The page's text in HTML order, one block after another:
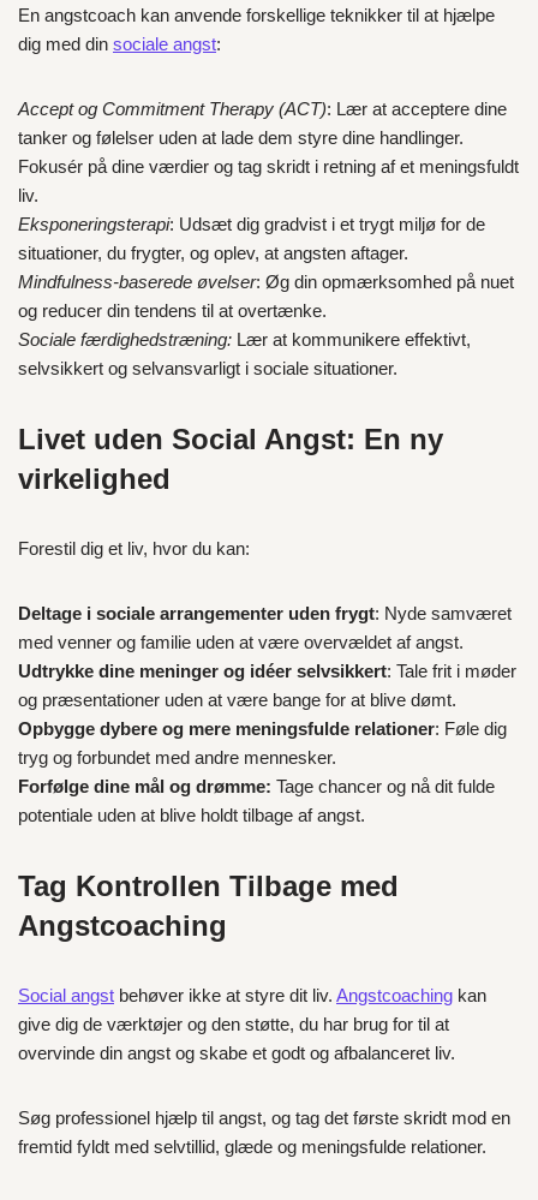
En angstcoach kan anvende forskellige teknikker til at hjælpe
dig med din sociale angst:
Accept og Commitment Therapy (ACT): Lær at acceptere dine
tanker og følelser uden at lade dem styre dine handlinger.
Fokusér på dine værdier og tag skridt i retning af et meningsfuldt
liv.
Eksponeringsterapi: Udsæt dig gradvist i et trygt miljø for de
situationer, du frygter, og oplev, at angsten aftager.
Mindfulness-baserede øvelser: Øg din opmærksomhed på nuet
og reducer din tendens til at overtænke.
Sociale færdighedstræning: Lær at kommunikere effektivt,
selvsikkert og selvansvarligt i sociale situationer.
Livet uden Social Angst: En ny
virkelighed
Forestil dig et liv, hvor du kan:
Deltage i sociale arrangementer uden frygt: Nyde samværet
med venner og familie uden at være overvældet af angst.
Udtrykke dine meninger og idéer selvsikkert: Tale frit i møder
og præsentationer uden at være bange for at blive dømt.
Opbygge dybere og mere meningsfulde relationer: Føle dig
tryg og forbundet med andre mennesker.
Forfølge dine mål og drømme: Tage chancer og nå dit fulde
potentiale uden at blive holdt tilbage af angst.
Tag Kontrollen Tilbage med
Angstcoaching
Social angst behøver ikke at styre dit liv. Angstcoaching kan
give dig de værktøjer og den støtte, du har brug for til at
overvinde din angst og skabe et godt og afbalanceret liv.
Søg professionel hjælp til angst, og tag det første skridt mod en
fremtid fyldt med selvtillid, glæde og meningsfulde relationer.